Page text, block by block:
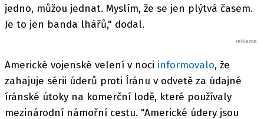
jedno, můžou jednat. Myslím, že se jen plýtvá časem.
Je to jen banda lhářů," dodal.
Americké vojenské velení v noci informovalo, že
zahajuje sérii úderů proti Íránu v odvetě za údajné
íránské útoky na komerční lodě, které používaly
mezinárodní námořní cestu. "Americké údery jsou